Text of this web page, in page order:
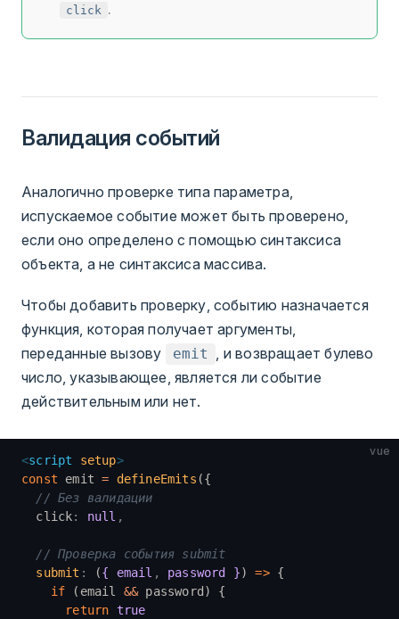
click .
Валидация событий
Аналогично проверке типа параметра,
испускаемое событие может быть проверено,
если оно определено с помощью синтаксиса
объекта, а не синтаксиса массива.
Чтобы добавить проверку, событию назначается
функция, которая получает аргументы,
переданные вызову
emit , и возвращает булево
число, указывающее, является ли событие
действительным или нет.
vue
<script setup>
const emit = defineEmits ({
  // Без валидации
  click
: null ,
  // Проверка события submit
  submit
: ({ email , password }) => {
    if
(email && password) {
      return
true